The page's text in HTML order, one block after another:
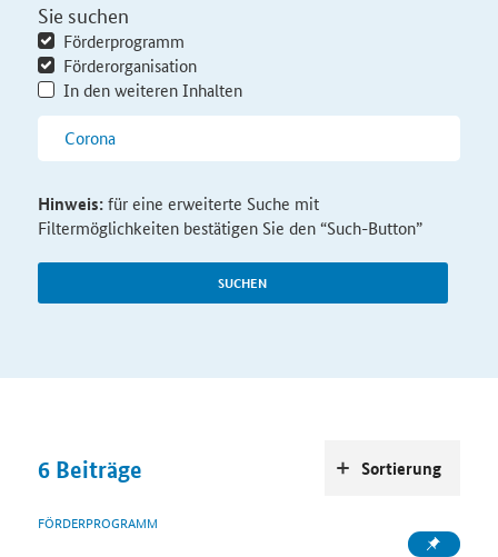
Sie suchen
Förderprogramm
Förderorganisation
In den weiteren Inhalten
SUCHEN
Hinweis:für eine erweiterte Suche mit
Filtermöglichkeiten bestätigen Sie den “Such-Button”
6 Beiträge
FÖRDERPROGRAMM
Sortierung